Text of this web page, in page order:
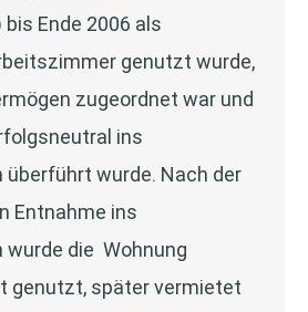
bis Ende 2006 als
genutzt wurde,
zugeordnet war und
ins
überführt wurde. Nach der
Entnahme ins
wurde die Wohnung
genutzt, später vermietet